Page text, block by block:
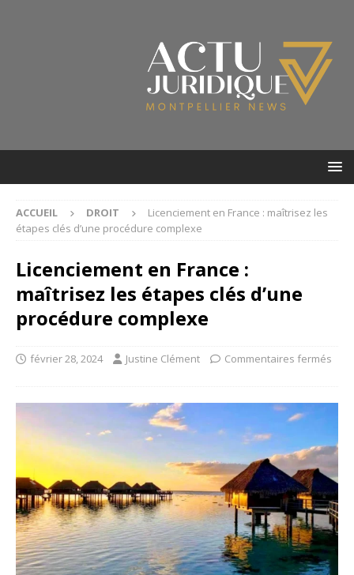
ACCUEIL DROIT
Licenciement en France : maîtrisez les
étapes clés d’une procédure complexe
Licenciement en France :
maîtrisez les étapes clés d’une
procédure complexe
février 28, 2024 Justine Clément Commentaires fermés